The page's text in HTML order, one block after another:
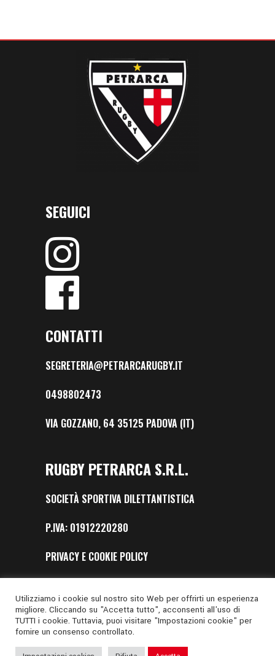
SEGUICI
CONTATTI
SEGRETERIA@PETRARCARUGBY.IT
0498802473
VIA GOZZANO, 64 35125 PADOVA (IT)
RUGBY PETRARCA S.R.L.
SOCIETÀ SPORTIVA DILETTANTISTICA
P.IVA: 01912220280
PRIVACY E COOKIE POLICY
Utilizziamo i cookie sul nostro sito Web per offrirti un esperienza
migliore. Cliccando su "Accetta tutto", acconsenti all'uso di
TUTTI i cookie. Tuttavia, puoi visitare "Impostazioni cookie" per
fornire un consenso controllato.